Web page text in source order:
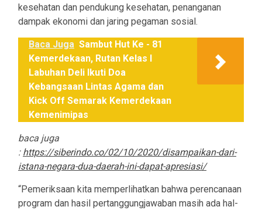
kesehatan dan pendukung kesehatan, penanganan
dampak ekonomi dan jaring pegaman sosial.
Baca Juga Sambut Hut Ke - 81
Kemerdekaan, Rutan Kelas I
Labuhan Deli Ikuti Doa
Kebangsaan Lintas Agama dan
Kick Off Semarak Kemerdekaan
Kemenimipas
baca juga
: https://siberindo.co/02/10/2020/disampaikan-dari-
istana-negara-dua-daerah-ini-dapat-apresiasi/
“Pemeriksaan kita memperlihatkan bahwa perencanaan
program dan hasil pertanggungjawaban masih ada hal-